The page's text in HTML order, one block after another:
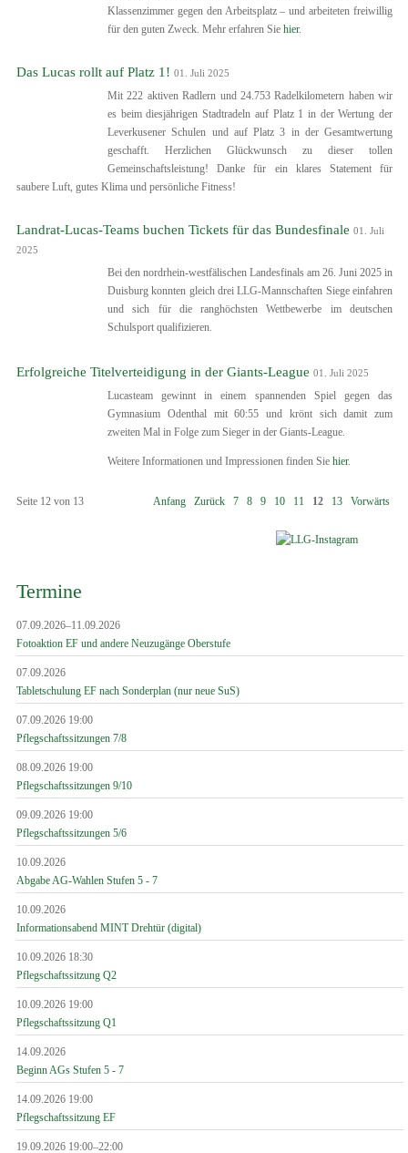
Klassenzimmer gegen den Arbeitsplatz – und arbeiteten freiwillig
für den guten Zweck. Mehr erfahren Sie hier.
Das Lucas rollt auf Platz 1! 01. Juli 2025
Mit 222 aktiven Radlern und 24.753 Radelkilometern haben wir
es beim diesjährigen Stadtradeln auf Platz 1 in der Wertung der
Leverkusener Schulen und auf Platz 3 in der Gesamtwertung
geschafft. Herzlichen Glückwunsch zu dieser tollen
Gemeinschaftsleistung! Danke für ein klares Statement für
saubere Luft, gutes Klima und persönliche Fitness!
Landrat-Lucas-Teams buchen Tickets für das Bundesfinale 01. Juli
2025
Bei den nordrhein-westfälischen Landesfinals am 26. Juni 2025 in
Duisburg konnten gleich drei LLG-Mannschaften Siege einfahren
und sich für die ranghöchsten Wettbewerbe im deutschen
Schulsport qualifizieren.
Erfolgreiche Titelverteidigung in der Giants-League 01. Juli 2025
Lucasteam gewinnt in einem spannenden Spiel gegen das
Gymnasium Odenthal mit 60:55 und krönt sich damit zum
zweiten Mal in Folge zum Sieger in der Giants-League.
Weitere Informationen und Impressionen finden Sie hier.
Seite 12 von 13 Anfang Zurück 7 8 9 10 11 12 13 Vorwärts
Termine
07.09.2026–11.09.2026
Fotoaktion EF und andere Neuzugänge Oberstufe
07.09.2026
Tabletschulung EF nach Sonderplan (nur neue SuS)
07.09.2026 19:00
Pflegschaftssitzungen 7/8
08.09.2026 19:00
Pflegschaftssitzungen 9/10
09.09.2026 19:00
Pflegschaftssitzungen 5/6
10.09.2026
Abgabe AG-Wahlen Stufen 5 - 7
10.09.2026
Informationsabend MINT Drehtür (digital)
10.09.2026 18:30
Pflegschaftssitzung Q2
10.09.2026 19:00
Pflegschaftssitzung Q1
14.09.2026
Beginn AGs Stufen 5 - 7
14.09.2026 19:00
Pflegschaftssitzung EF
19.09.2026 19:00–22:00